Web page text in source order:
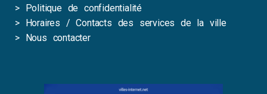
>
Politique de confidentialité
>
Horaires / Contacts des services de la ville
>
Nous contacter